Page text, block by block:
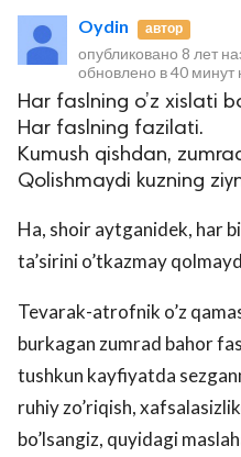
Oydin автор
опубликовано 8 лет
обновлено в40 минут
Har faslning o’z xislati
Har faslning fazilati.
Kumush qishdan,
Qolishmaydi kuzning
Ha, shoir aytganidek, har
ta’sirini o’tkazmay
Tevarak-atrofnik o’z
burkagan zumrad bahor
tushkun kayfiyatda
ruhiy zo’riqish,
bo’lsangiz, quyidagi